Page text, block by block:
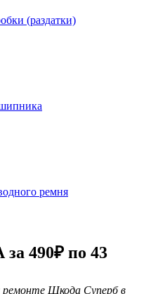
(раздатки)
ремня
490₽ по 43
ремонте Шкода Суперб в